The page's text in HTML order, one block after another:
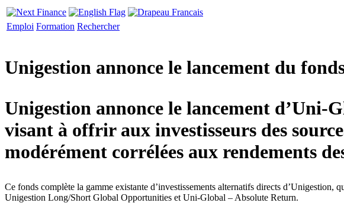
Emploi Formation Rechercher
Unigestion annonce le lancement du
Unigestion annonce le lancement
visant à offrir aux investisseurs des
modérément corrélées aux rendements
Ce fonds complète la gamme existante d’investissements alternatifs directs
Unigestion Long/Short Global Opportunities et Uni-Global – Absolute Return.